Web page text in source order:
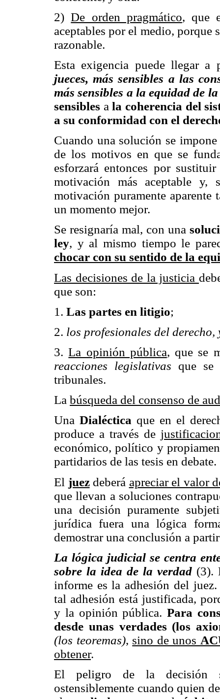
2)De orden pragmático, que
aceptables por el medio, porque
razonable.
Esta exigencia puede llegar a
jueces, más sensibles a las
más sensibles a la equidad de
sensibles ala coherencia del
a su conformidad con el
Cuando una solución se
de los motivos en que se
esforzará entonces por
motivación más aceptable
motivación puramente aparente
un momento mejor.
Se resignaría mal, con una
ley, y al mismo tiempo le
chocar con su sentido de la
Las decisiones de la justicia
que son:
1. Las partes en litigio;
2. los profesionales del derecho,
3.La opinión pública, que se
reacciones legislativas que se
tribunales.
La búsqueda del consenso de
Una Dialécticaque en el
produce a través de
económico, político y
partidarios de las tesis en debate.
El juezdeberá apreciar el valor
que llevan a soluciones
una decisión puramente
jurídica fuera una lógica
demostrar una conclusión a
La lógica judicial se centra
sobre la idea de la verdad (3).
informe es la adhesión del
tal adhesión está justificada,
y la opinión pública.Para
desde unas verdades (los
(los teoremas), sino de unos
obtener.
El peligro de la decisión
ostensiblemente cuando quien